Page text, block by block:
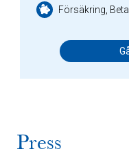
Försäkring,
Press